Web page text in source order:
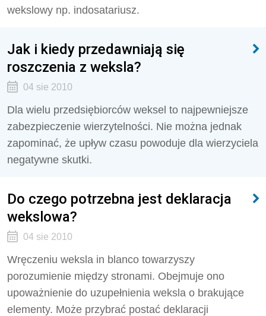
wekslowy np. indosatariusz.
Jak i kiedy przedawniają się
roszczenia z weksla?
04 sie 2010
Dla wielu przedsiębiorców weksel to najpewniejsze
zabezpieczenie wierzytelności. Nie można jednak
zapominać, że upływ czasu powoduje dla wierzyciela
negatywne skutki.
Do czego potrzebna jest deklaracja
wekslowa?
04 sie 2010
Wręczeniu weksla in blanco towarzyszy
porozumienie między stronami. Obejmuje ono
upoważnienie do uzupełnienia weksla o brakujące
elementy. Może przybrać postać deklaracji